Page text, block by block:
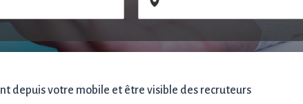
depuis votre mobile et être visible des recruteurs